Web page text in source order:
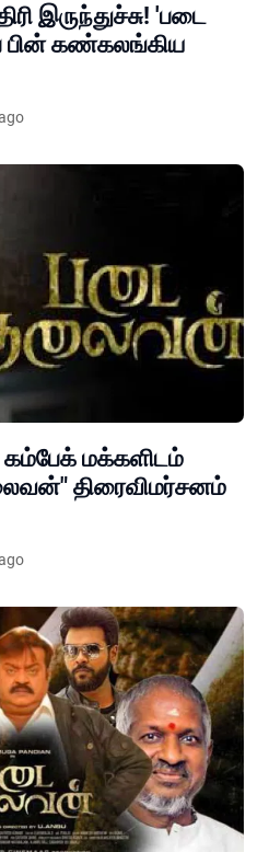
இருந்துச்சு! 'படை
பின் கண்கலங்கிய
மக்களிடம்
திரைவிமர்சனம்